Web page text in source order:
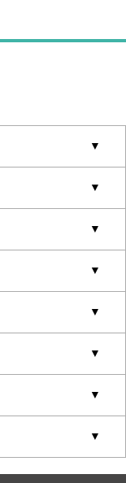
▼
▼
▼
▼
▼
▼
▼
▼